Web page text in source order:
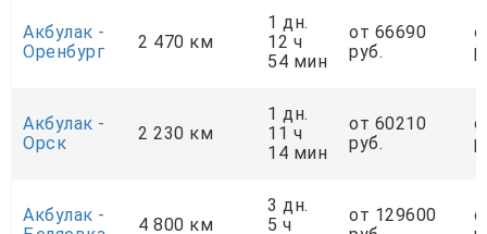
Акбулак -
Оренбург
2 470 км
1 дн.
12 ч
54 мин
от 66690
руб.
Акбулак -
Орск
2 230 км
1 дн.
11 ч
14 мин
от 60210
руб.
Акбулак -
4 800 км
3 дн.
5 ч
от 129600